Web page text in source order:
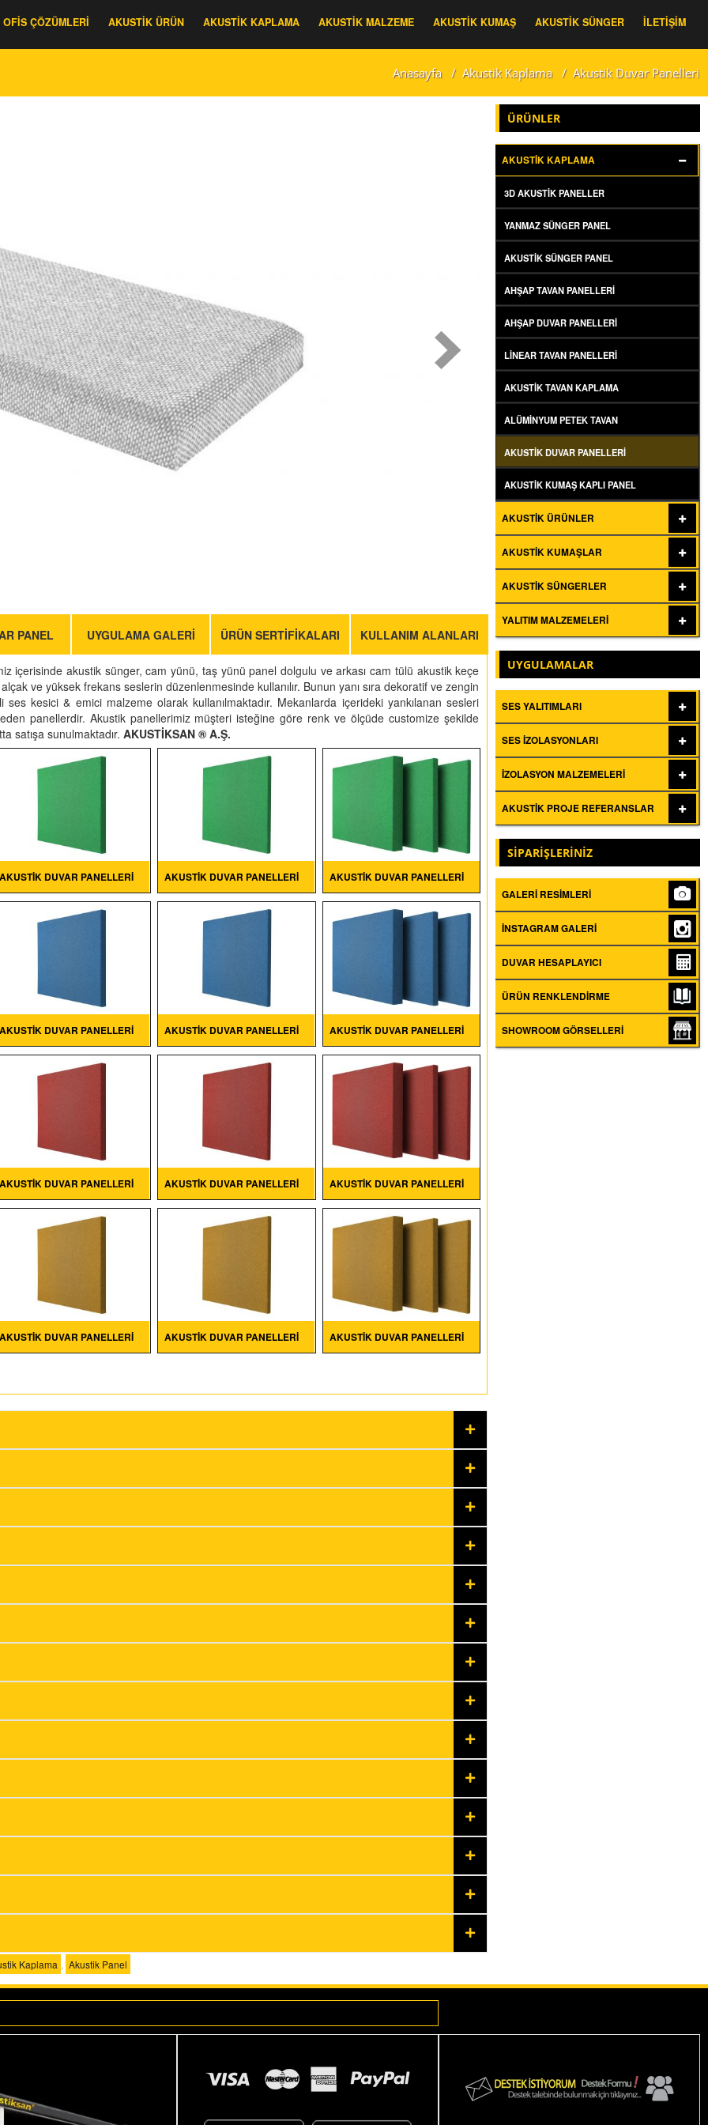
OFIS ÇÖZÜMLERI AKUSTIK ÜRÜN AKUSTIK KAPLAMA AKUSTIK MALZEME AKUSTIK KUMAŞ AKUSTIK SÜNGER İLETIŞIM
Anasayfa/ Akustik Kaplama/ Akustik Duvar Panelleri
PANEL UYGULAMA GALERI ÜRÜN SERTIFIKALARI KULLANIM ALANLARI
içerisinde akustik sünger, cam yünü, taş yünü panel dolgulu ve arkası cam tülü akustik keçe
ve yüksek frekans seslerin düzenlenmesinde kullanılır. Bunun yanı sıra dekoratif ve zengin
kesici & emici malzeme olarak kullanılmaktadır. Mekanlarda içerideki yankılanan sesleri
panellerdir. Akustik panellerimiz müşteri isteğine göre renk ve ölçüde customize şekilde
satışa sunulmaktadır. AKUSTİKSAN ® A.Ş.
AKUSTIK DUVAR PANELLERI AKUSTIK DUVAR PANELLERI AKUSTIK DUVAR PANELLERI
AKUSTIK DUVAR PANELLERI AKUSTIK DUVAR PANELLERI AKUSTIK DUVAR PANELLERI
AKUSTIK DUVAR PANELLERI AKUSTIK DUVAR PANELLERI AKUSTIK DUVAR PANELLERI
AKUSTIK DUVAR PANELLERI AKUSTIK DUVAR PANELLERI AKUSTIK DUVAR PANELLERI
Kaplama Akustik Panel
ÜRÜNLER
AKUSTIK KAPLAMA
3D AKUSTIK PANELLER
YANMAZ SÜNGER PANEL
AKUSTIK SÜNGER PANEL
AHŞAP TAVAN PANELLERI
AHŞAP DUVAR PANELLERI
LINEAR TAVAN PANELLERI
AKUSTIK TAVAN KAPLAMA
ALÜMINYUM PETEK TAVAN
AKUSTIK DUVAR PANELLERI
AKUSTIK KUMAŞ KAPLI PANEL
AKUSTIK ÜRÜNLER
AKUSTIK KUMAŞLAR
AKUSTIK SÜNGERLER
YALITIM MALZEMELERI
UYGULAMALAR
SES YALITIMLARI
SES İZOLASYONLARI
İZOLASYON MALZEMELERI
AKUSTIK PROJE REFERANSLAR
SİPARİŞLERİNİZ
GALERI RESIMLERI
İNSTAGRAM GALERI
DUVAR HESAPLAYICI
ÜRÜN RENKLENDIRME
SHOWROOM GÖRSELLERI